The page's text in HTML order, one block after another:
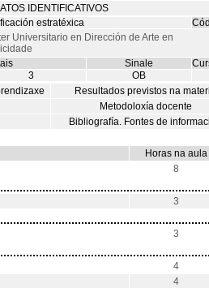
IDENTIFICATIVOS
estratéxica
Universitario en Dirección de Arte en
Sinale
3
OB
Resultados previstos na
Metodoloxía docente
Bibliografía. Fontes de
Horas na aula
8
3
3
4
4